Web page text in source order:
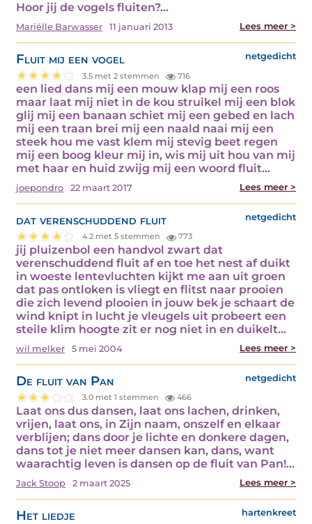
Hoor jij de vogels fluiten?…
Mariëlle Barwasser 11 januari 2013 Lees meer >
Fluit mij een vogel netgedicht
3.5 met 2 stemmen 716
een lied dans mij een mouw klap mij een roos
maar laat mij niet in de kou struikel mij een blok
glij mij een banaan schiet mij een gebed en lach
mij een traan brei mij een naald naai mij een
steek hou me vast klem mij stevig beet regen
mij een boog kleur mij in, wis mij uit hou van mij
met haar en huid zwijg mij een woord fluit…
joepondro 22 maart 2017 Lees meer >
dat verenschuddend fluit netgedicht
4.2 met 5 stemmen 773
jij pluizenbol een handvol zwart dat
verenschuddend fluit af en toe het nest af duikt
in woeste lentevluchten kijkt me aan uit groen
dat pas ontloken is vliegt en flitst naar prooien
die zich levend plooien in jouw bek je schaart de
wind knipt in lucht je vleugels uit probeert een
steile klim hoogte zit er nog niet in en duikelt…
wil melker 5 mei 2004 Lees meer >
De fluit van Pan netgedicht
3.0 met 1 stemmen 466
Laat ons dus dansen, laat ons lachen, drinken,
vrijen, laat ons, in Zijn naam, onszelf en elkaar
verblijen; dans door je lichte en donkere dagen,
dans tot je niet meer dansen kan, dans, want
waarachtig leven is dansen op de fluit van Pan!…
Jack Stoop 2 maart 2025 Lees meer >
Het liedje hartenkreet